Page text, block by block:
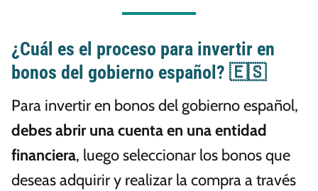
¿Cuál es el proceso para invertir en
bonos del gobierno español? 🇪🇸
Para invertir en bonos del gobierno español,
debes abrir una cuenta en una entidad
financiera, luego seleccionar los bonos que
deseas adquirir y realizar la compra a través